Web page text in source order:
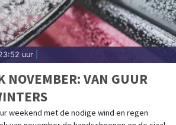
uur
NOVEMBER: VAN GUUR
weekend met de nodige wind en regen